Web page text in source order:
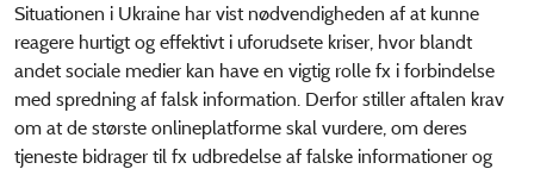
Situationen i Ukraine har vist nødvendigheden af at kunne
reagere hurtigt og effektivt i uforudsete kriser, hvor blandt
andet sociale medier kan have en vigtig rolle fx i forbindelse
med spredning af falsk information. Derfor stiller aftalen krav
om at de største onlineplatforme skal vurdere, om deres
tjeneste bidrager til fx udbredelse af falske informationer og